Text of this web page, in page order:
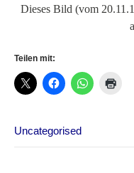
Dieses Bild (vom
Teilen mit:
Uncategorised